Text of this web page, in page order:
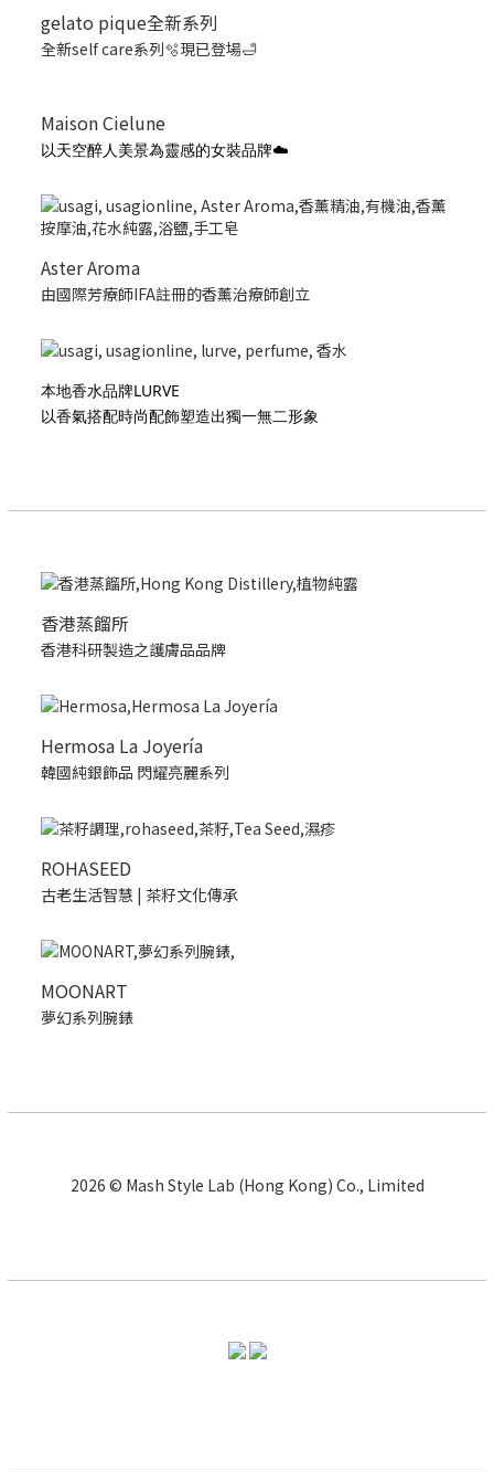
gelato pique全新系列
全新self care系列🫧現已登場🛁
Maison Cielune
以天空醉人美景為靈感的女裝品牌☁️
Aster Aroma
由國際芳療師IFA註冊的香薰治療師創立
本地香水品牌LURVE
以香氣搭配時尚配飾塑造出獨一無二形象
香港蒸餾所
香港科研製造之護膚品品牌
Hermosa La Joyería
韓國純銀飾品 閃耀亮麗系列
ROHASEED
古老生活智慧 | 茶籽文化傳承
MOONART
夢幻系列腕錶
2026 © Mash Style Lab (Hong Kong) Co., Limited